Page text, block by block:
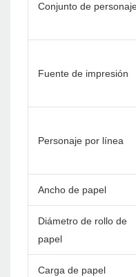
Conjunto de
Fuente de impresión
Personaje por línea
Ancho de papel
Diámetro de rollo de
papel
Carga de papel